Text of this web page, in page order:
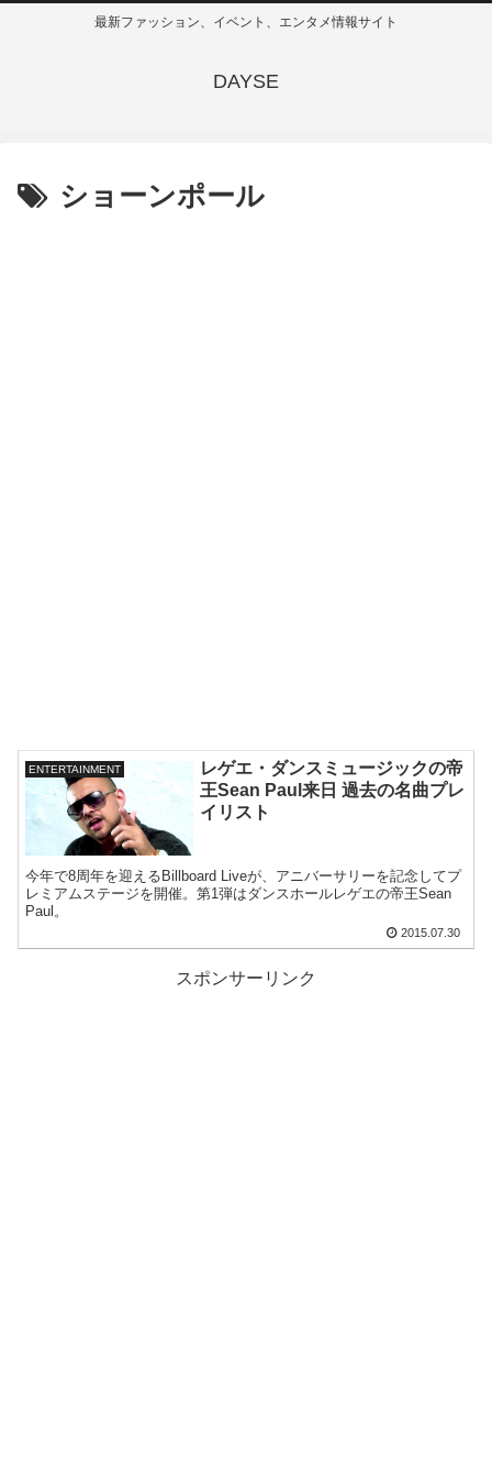
最新ファッション、イベント、エンタメ情報サイト
DAYSE
ショーンポール
ENTERTAINMENT
レゲエ・ダンスミュージックの帝
王Sean Paul来日 過去の名曲プレ
イリスト
今年で8周年を迎えるBillboard Liveが、アニバーサリーを記念してプ
レミアムステージを開催。第1弾はダンスホールレゲエの帝王Sean
Paul。
2015.07.30
スポンサーリンク